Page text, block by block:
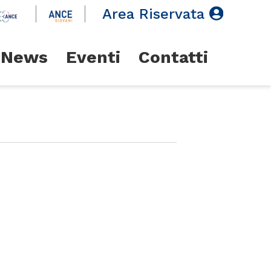
Area Riservata
News Eventi Contatti